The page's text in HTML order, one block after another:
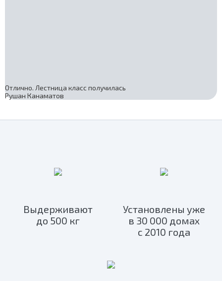
Отлично. Лестница класс получилась
Рушан Канаматов
Выдерживают
до 500 кг
Установлены уже
в 30 000 домах
с 2010 года